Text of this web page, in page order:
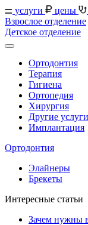
услуги цены
Взрослое отделение
Детское отделение
Ортодонтия
Терапия
Гигиена
Ортопедия
Хирургия
Другие услуги
Имплантация
Ортодонтия
Элайнеры
Брекеты
Интересные статьи
Зачем нужны